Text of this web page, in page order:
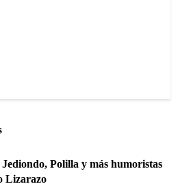
Polilla y más humoristas
Lizarazo